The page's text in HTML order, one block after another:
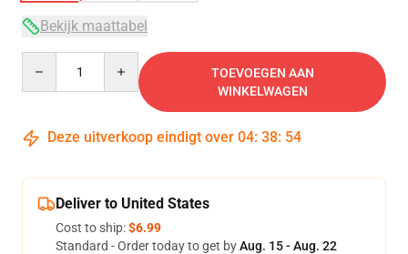
Bekijk maattabel
TOEVOEGEN AAN
WINKELWAGEN
Deze uitverkoop eindigt over 04: 38: 53
Deliver to United States
Cost to ship:$6.99
Standard - Order today to get byAug. 15 - Aug. 22